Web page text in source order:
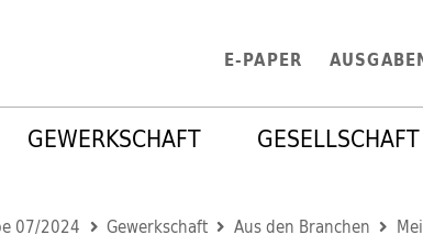
E-PAPER
GEWERKSCHAFT GESELLSCHAFT
07/2024 Gewerkschaft Aus den Branchen